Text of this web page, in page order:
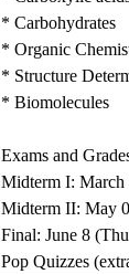
* Carbohydrates
* Organic
* Structure
* Biomolecules
Exams and
Midterm I:
Midterm II: May
Final: June 8
Pop Quizzes